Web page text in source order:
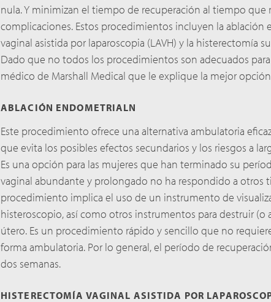
nula. Y minimizan el tiempo de recuperación al tiempo que
complicaciones. Estos procedimientos incluyen la ablación
vaginal asistida por laparoscopia (LAVH) y la histerectomía
Dado que no todos los procedimientos son adecuados
médico de Marshall Medical que le explique la mejor
ABLACIÓN ENDOMETRIALN
Este procedimiento ofrece una alternativa ambulatoria
que evita los posibles efectos secundarios y los riesgos a
Es una opción para las mujeres que han terminado su
vaginal abundante y prolongado no ha respondido a otros
procedimiento implica el uso de un instrumento de
histeroscopio, así como otros instrumentos para destruir (o
útero. Es un procedimiento rápido y sencillo que no
forma ambulatoria. Por lo general, el período de
dos semanas.
HISTERECTOMÍA VAGINAL ASISTIDA POR